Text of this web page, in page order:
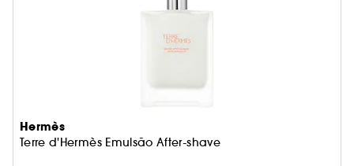
Hermès
Terre d'Hermès Emulsão After-shave